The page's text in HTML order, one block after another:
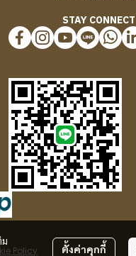
ตั้งค่าคุกกี้
STAY CONNECT
Policy